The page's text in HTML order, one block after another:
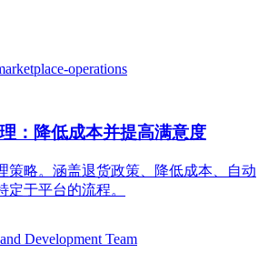
operations
：降低成本并提高满意度
策略。涵盖退货政策、降低成本、自动
定于平台的流程。
Development Team